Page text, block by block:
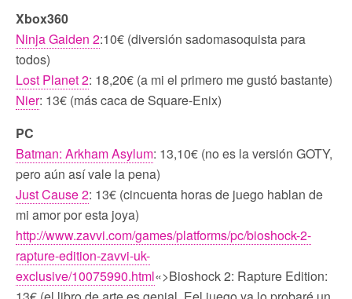
Xbox360
Ninja Gaiden 2:10€ (diversión sadomasoquista para
todos)
Lost Planet 2: 18,20€ (a mi el primero me gustó bastante)
Nier: 13€ (más caca de Square-Enix)
PC
Batman: Arkham Asylum: 13,10€ (no es la versión GOTY,
pero aún así vale la pena)
Just Cause 2: 13€ (cincuenta horas de juego hablan de
mi amor por esta joya)
http://www.zavvi.com/games/platforms/pc/bioshock-2-
rapture-edition-zavvi-uk-
exclusive/10075990.html«>Bioshock 2: Rapture Edition: